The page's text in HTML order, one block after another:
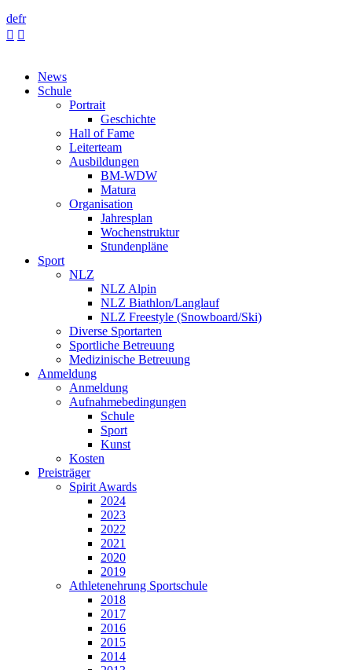
defr
 
News
Schule
Portrait
Geschichte
Hall of Fame
Leiterteam
Ausbildungen
BM-WDW
Matura
Organisation
Jahresplan
Wochenstruktur
Stundenpläne
Sport
NLZ
NLZ Alpin
NLZ Biathlon/Langlauf
NLZ Freestyle (Snowboard/Ski)
Diverse Sportarten
Sportliche Betreuung
Medizinische Betreuung
Anmeldung
Anmeldung
Aufnahmebedingungen
Schule
Sport
Kunst
Kosten
Preisträger
Spirit Awards
2024
2023
2022
2021
2020
2019
Athletenehrung Sportschule
2018
2017
2016
2015
2014